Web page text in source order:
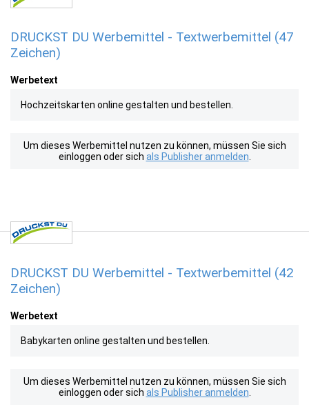
DRUCKST DU Werbemittel - Textwerbemittel (47
Zeichen)
Werbetext
Hochzeitskarten online gestalten und bestellen.
Um dieses Werbemittel nutzen zu können, müssen Sie sich
einloggen oder sich als Publisher anmelden
DRUCKST DU Werbemittel - Textwerbemittel (42
Zeichen)
Werbetext
Babykarten online gestalten und bestellen.
Um dieses Werbemittel nutzen zu können, müssen Sie sich
einloggen oder sich als Publisher anmelden